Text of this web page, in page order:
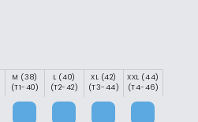
M (38)
(T1-40)
L (40)
(T2-42)
XL (42)
(T3-44)
XXL (44)
(T4-46)